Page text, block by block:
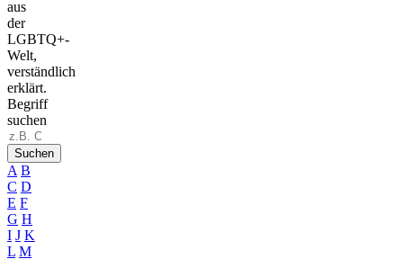
aus
der
LGBTQ+-
Welt,
verständlich
erklärt.
Begriff
suchen
Suchen
A B
C D
E F
G H
I J K
L M